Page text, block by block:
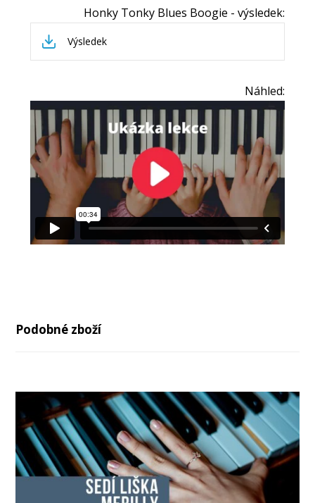
Honky Tonky Blues Boogie - výsledek:
Výsledek
Náhled:
Podobné zboží